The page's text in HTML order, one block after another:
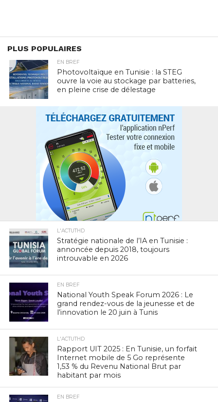
PLUS POPULAIRES
EN BREF
Photovoltaïque en Tunisie : la STEG
ouvre la voie au stockage par batteries,
en pleine crise de délestage
L'ACTUTHD
Stratégie nationale de l’IA en Tunisie :
annoncée depuis 2018, toujours
introuvable en 2026
EN BREF
National Youth Speak Forum 2026 : Le
grand rendez-vous de la jeunesse et de
l’innovation le 20 juin à Tunis
L'ACTUTHD
Rapport UIT 2025 : En Tunisie, un forfait
Internet mobile de 5 Go représente
1,53 % du Revenu National Brut par
habitant par mois
EN BREF